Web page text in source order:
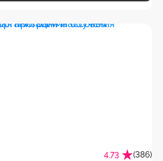
4.73 (386)